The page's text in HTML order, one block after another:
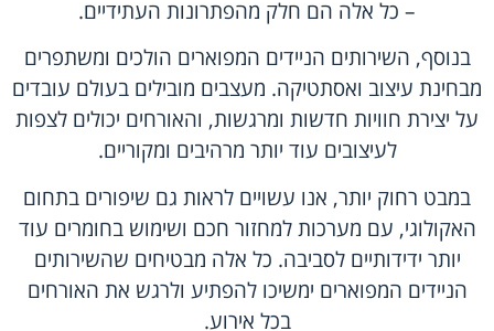
– כל אלה הם חלק מהפתרונות העתידיים.
בנוסף, השירותים הניידים המפוארים הולכים ומשתפרים
מבחינת עיצוב ואסתטיקה. מעצבים מובילים בעולם עובדים
על יצירת חוויות חדשות ומרגשות, והאורחים יכולים לצפות
לעיצובים עוד יותר מרהיבים ומקוריים.
במבט רחוק יותר, אנו עשויים לראות גם שיפורים בתחום
האקולוגי, עם מערכות למחזור חכם ושימוש בחומרים עוד
יותר ידידותיים לסביבה. כל אלה מבטיחים שהשירותים
הניידים המפוארים ימשיכו להפתיע ולרגש את האורחים
בכל אירוע.